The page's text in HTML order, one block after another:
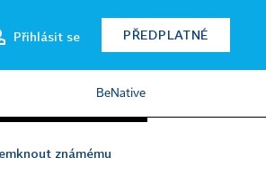
Přihlásit se PŘEDPLATNÉ
BeNative
známému